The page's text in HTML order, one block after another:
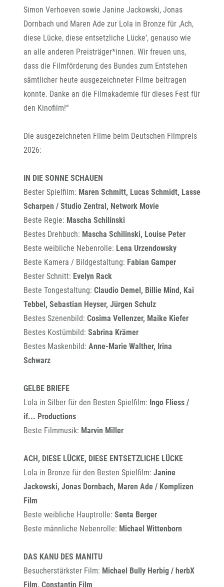
Simon Verhoeven sowie Janine Jackowski, Jonas
Dornbach und Maren Ade zur Lola in Bronze für ‚Ach,
diese Lücke, diese entsetzliche Lücke‘, genauso wie
an alle anderen Preisträger*innen. Wir freuen uns,
dass die Filmförderung des Bundes zum Entstehen
sämtlicher heute ausgezeichneter Filme beitragen
konnte. Danke an die Filmakademie für dieses Fest für
den Kinofilm!“
Die ausgezeichneten Filme beim Deutschen Filmpreis
2026:
IN DIE SONNE SCHAUEN
Bester Spielfilm: Maren Schmitt, Lucas Schmidt, Lasse
Scharpen / Studio Zentral, Network Movie
Beste Regie: Mascha Schilinski
Bestes Drehbuch: Mascha Schilinski, Louise Peter
Beste weibliche Nebenrolle: Lena Urzendowsky
Beste Kamera / Bildgestaltung: Fabian Gamper
Bester Schnitt: Evelyn Rack
Beste Tongestaltung: Claudio Demel, Billie Mind, Kai
Tebbel, Sebastian Heyser, Jürgen Schulz
Bestes Szenenbild: Cosima Vellenzer, Maike Kiefer
Bestes Kostümbild: Sabrina Krämer
Bestes Maskenbild: Anne-Marie Walther, Irina
Schwarz
GELBE BRIEFE
Lola in Silber für den Besten Spielfilm: Ingo Fliess /
if... Productions
Beste Filmmusik: Marvin Miller
ACH, DIESE LÜCKE, DIESE ENTSETZLICHE LÜCKE
Lola in Bronze für den Besten Spielfilm: Janine
Jackowski, Jonas Dornbach, Maren Ade / Komplizen
Film
Beste weibliche Hauptrolle: Senta Berger
Beste männliche Nebenrolle: Michael Wittenborn
DAS KANU DES MANITU
Besucherstärkster Film: Michael Bully Herbig / herbX
Film, Constantin Film